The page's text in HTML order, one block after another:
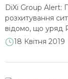
DiXi Group Alert:
розхитування
відомо, що уряд
експорт в
Створення
18 Квітня 2019